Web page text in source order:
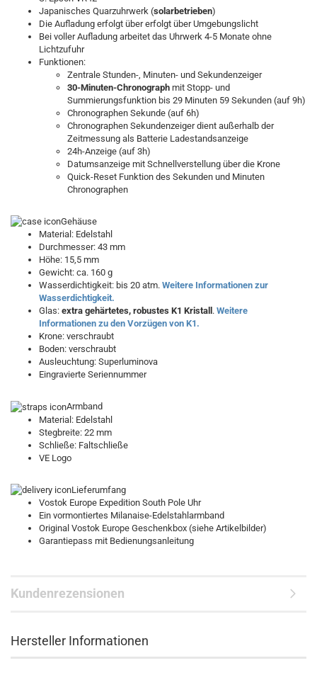
Japanisches Quarzuhrwerk (solarbetrieben)
Die Aufladung erfolgt über erfolgt über Umgebungslicht
Bei voller Aufladung arbeitet das Uhrwerk 4-5 Monate ohne
Lichtzufuhr
Funktionen:
Zentrale Stunden-, Minuten- und Sekundenzeiger
30-Minuten-Chronograph mit Stopp- und
Summierungsfunktion bis 29 Minuten 59 Sekunden (auf 9h)
Chronographen Sekunde (auf 6h)
Chronographen Sekundenzeiger dient außerhalb der
Zeitmessung als Batterie Ladestandsanzeige
24h-Anzeige (auf 3h)
Datumsanzeige mit Schnellverstellung über die Krone
Quick-Reset Funktion des Sekunden und Minuten
Chronographen
Gehäuse
Material: Edelstahl
Durchmesser: 43 mm
Höhe: 15,5 mm
Gewicht: ca. 160 g
Wasserdichtigkeit: bis 20 atm. Weitere Informationen zur
Wasserdichtigkeit.
Glas: extra gehärtetes, robustes K1 Kristall . Weitere
Informationen zu den Vorzügen von K1.
Krone: verschraubt
Boden: verschraubt
Ausleuchtung: Superluminova
Eingravierte Seriennummer
Armband
Material: Edelstahl
Stegbreite: 22 mm
Schließe: Faltschließe
VE Logo
Lieferumfang
Vostok Europe Expedition South Pole Uhr
Ein vormontiertes Milanaise-Edelstahlarmband
Original Vostok Europe Geschenkbox (siehe Artikelbilder)
Garantiepass mit Bedienungsanleitung
Kundenrezensionen
Hersteller Informationen